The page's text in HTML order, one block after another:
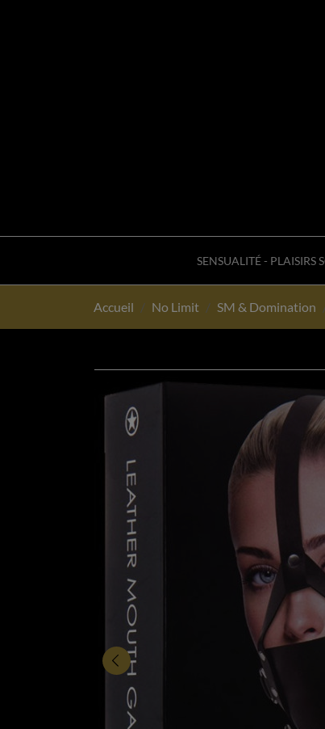
SENSUALITÉ - PLAISIRS
Accueil No Limit SM & Domination